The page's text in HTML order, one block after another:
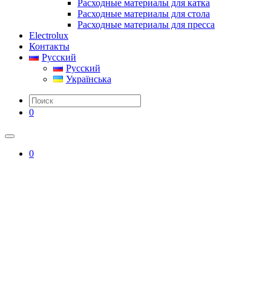
Расходные материалы для катка
Расходные материалы для стола
Расходные материалы для пресса
Electrolux
Контакты
Русский
Русский
Українська
0
0